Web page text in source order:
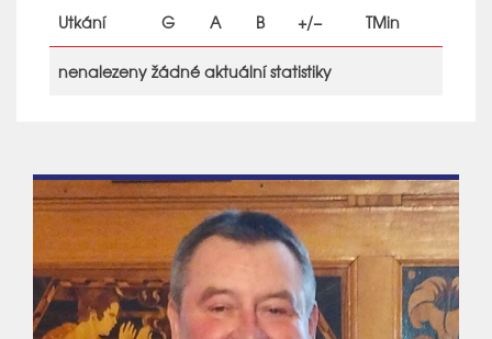
Utkání G A B +/− TMin
nenalezeny žádné aktuální statistiky